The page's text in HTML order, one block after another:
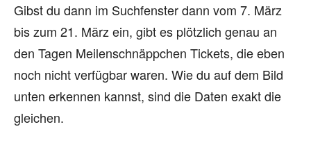
Gibst du dann im Suchfenster dann vom 7. März
bis zum 21. März ein, gibt es plötzlich genau an
den Tagen Meilenschnäppchen Tickets, die eben
noch nicht verfügbar waren. Wie du auf dem Bild
unten erkennen kannst, sind die Daten exakt die
gleichen.